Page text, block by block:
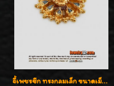
จี้เพชรซีก ทรงกลมเล็ก ขนาดเม็ดกระดุม สวยๆ